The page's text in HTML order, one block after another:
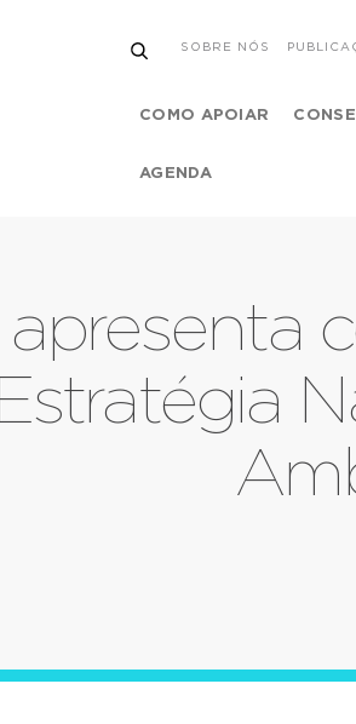
SOBRE NÓS
COMO APOIAR
AGENDA
apresenta
Estratégia